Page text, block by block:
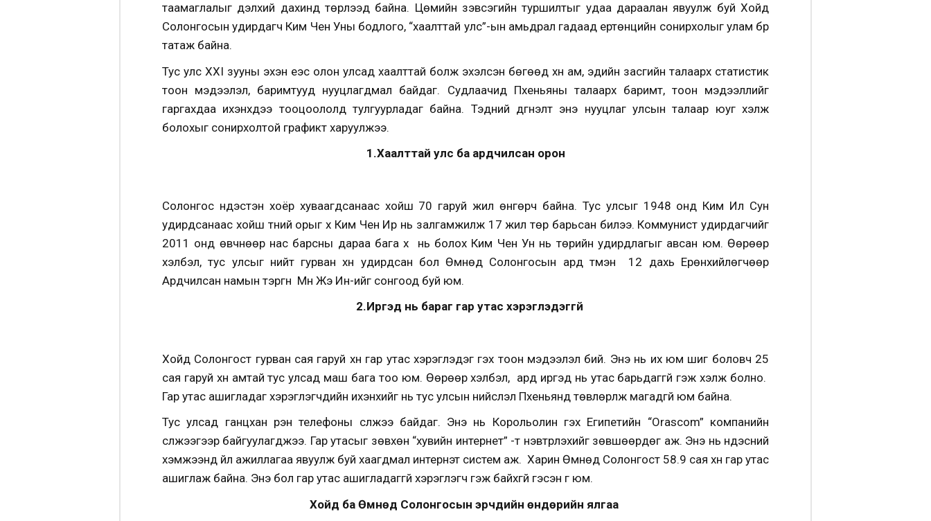
таамаглалыг дэлхий дахинд төрүүлээд байна. Цөмийн зэвсэгийн туршилтыг удаа дараалан явуулж буй Хойд
Солонгосын удирдагч Ким Чен Уны бодлого, “хаалттай улс”-ын амьдрал гадаад ертөнцийн сонирхолыг улам бүр
татаж байна.
Тус улс XXI зууны эхэн үеэс олон улсад хаалттай болж эхэлсэн бөгөөд хүн ам, эдийн засгийн талаарх статистик
тоон мэдээлэл, баримтууд нууцлагдмал байдаг. Судлаачид Пхеньяны талаарх баримт, тоон мэдээллийг
гаргахдаа ихэнхдээ тооцоололд тулгуурладаг байна. Тэдний дүгнэлт энэ нууцлаг улсын талаар юуг хэлж
болохыг сонирхолтой графикт харуулжээ.
1.Хаалттай улс ба ардчилсан орон
Солонгос үндэстэн хоёр хуваагдсанаас хойш 70 гаруй жил өнгөрч байна. Тус улсыг 1948 онд Ким Ил Сун
удирдсанаас хойш түүний орыг хүү Ким Чен Ир нь залгамжилж 17 жил төр барьсан билээ. Коммунист удирдагчийг
2011 онд өвчнөөр нас барсны дараа бага хүү нь болох Ким Чен Ун нь төрийн удирдлагыг авсан юм. Өөрөөр
хэлбэл, тус улсыг нийт гурван хүн удирдсан бол Өмнөд Солонгосын ард түмэн 12 дахь Ерөнхийлөгчөөр
Ардчилсан намын тэргүүн Мүн Жэ Ин-ийг сонгоод буй юм.
2.Иргэд нь бараг гар утас хэрэглэдэггүй
Хойд Солонгост гурван сая гаруй хүн гар утас хэрэглэдэг гэх тоон мэдээлэл бий. Энэ нь их юм шиг боловч 25
сая гаруй хүн амтай тус улсад маш бага тоо юм. Өөрөөр хэлбэл, ард иргэд нь утас барьдаггүй гэж хэлж болно.
Гар утас ашигладаг хэрэглэгчдийн ихэнхийг нь тус улсын нийслэл Пхеньянд төвлөрүүлж магадгүй юм байна.
Тус улсад ганцхан үүрэн телефоны сүлжээ байдаг. Энэ нь Корольолин гэх Египетийн “Orascom” компанийн
сүлжээгээр байгуулагджээ. Гар утасыг зөвхөн “хувийн интернет” -т нэвтрүүлэхийг зөвшөөрдөг аж. Энэ нь үндэсний
хэмжээнд үйл ажиллагаа явуулж буй хаагдмал интернэт систем аж. Харин Өмнөд Солонгост 58.9 сая хүн гар утас
ашиглаж байна. Энэ бол гар утас ашигладаггүй хэрэглэгч гэж байхгүй гэсэн үг юм.
Хойд ба Өмнөд Солонгосын эрчүүдийн өндөрийн ялгаа